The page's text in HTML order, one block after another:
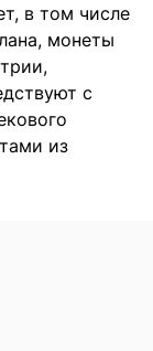
в том числе
монеты
с
из